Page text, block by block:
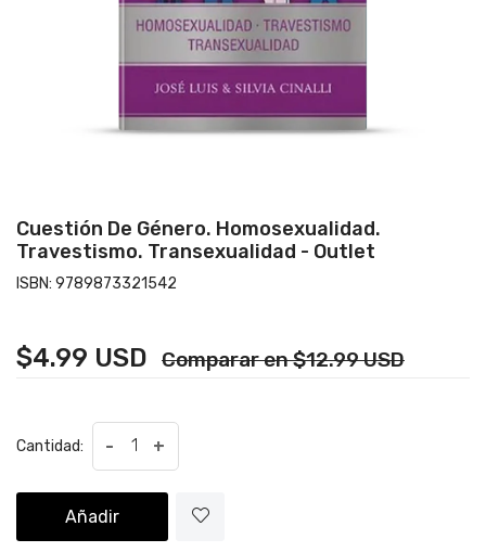
Cuestión De Género. Homosexualidad.
Travestismo. Transexualidad - Outlet
ISBN: 9789873321542
$4.99 USD Comparar en $12.99 USD
Cantidad: - +
Añadir